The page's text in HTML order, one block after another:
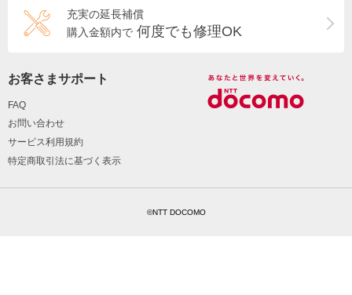
充実の延長補償
購入金額内で 何度でも修理OK
お客さまサポート
FAQ
お問い合わせ
サービス利用規約
特定商取引法に基づく表示
©NTT DOCOMO